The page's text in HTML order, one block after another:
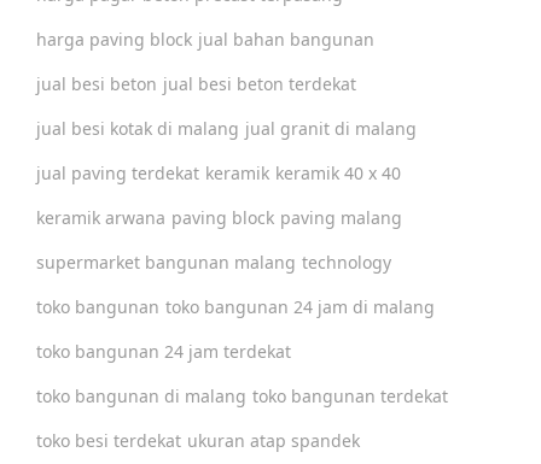
harga paving block jual bahan bangunan
jual besi beton jual besi beton terdekat
jual besi kotak di malang jual granit di malang
jual paving terdekat keramik keramik 40 x 40
keramik arwana paving block paving malang
supermarket bangunan malang technology
toko bangunan toko bangunan 24 jam di malang
toko bangunan 24 jam terdekat
toko bangunan di malang toko bangunan terdekat
toko besi terdekat ukuran atap spandek